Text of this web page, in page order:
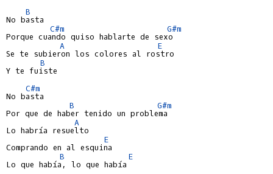
B
No basta
C#m
G#m
Porque cuando quiso hablarte de sexo
A
E
Se te subieron los colores al rostro
B
Y te fuiste
C#m
No basta
B
G#m
Por que de haber tenido un problema
A
Lo habría resuelto
E
Comprando en al esquina
B
E
Lo que había, lo que había